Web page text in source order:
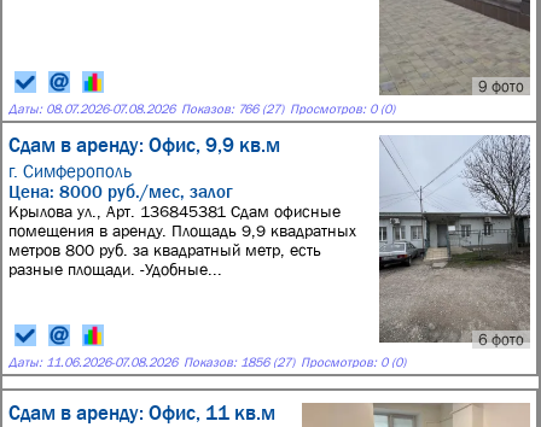
9 фото
Даты: 08.07.2026-07.08.2026 Показов: 766 (27) Просмотров: 0 (0)
Сдам в аренду: Офис, 9,9 кв.м
г. Симферополь
6 фото
Цена: 8000 руб./мес, залог
Крылова ул., Арт. 136845381 Сдам офисные
помещения в аренду. Площадь 9,9 квадратных
метров 800 руб. за квадратный метр, есть
разные площади. -Удобные...
Даты: 11.06.2026-07.08.2026 Показов: 1856 (27) Просмотров: 0 (0)
Сдам в аренду: Офис, 11 кв.м